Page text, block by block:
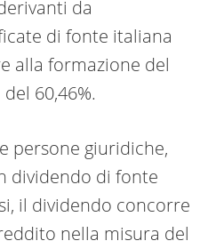
da
di fonte italiana
alla formazione del
60,46%.
persone giuridiche,
dividendo di fonte
il dividendo concorre
nella misura del